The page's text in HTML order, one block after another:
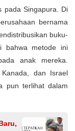
pada Singapura. Di
bernama
buku-
bahwa metode ini
anak mereka.
dan Israel
pun terlihat dalam